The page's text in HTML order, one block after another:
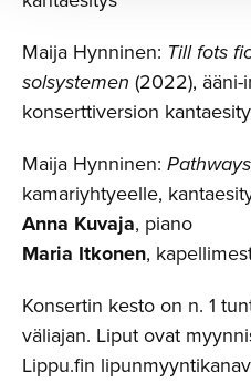
Maija Hynninen: Till fots
solsystemen (2022), ääni-
konserttiversion
Maija Hynninen: Pathways
kamariyhtyeelle,
Anna Kuvaja, piano
Maria Itkonen,
Konsertin kesto on n. 1
väliajan. Liput ovat
Lippu.fin